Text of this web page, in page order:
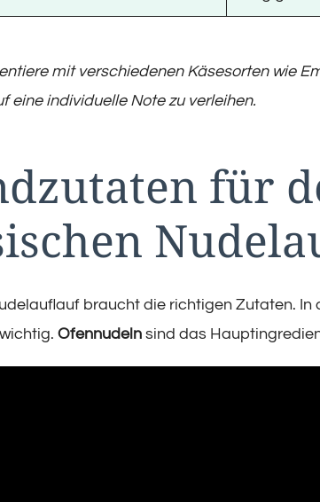
mit verschiedenen Käsesorten wie
eine individuelle Note zu verleihen.
für
braucht die richtigen Zutaten. In
Ofennudeln sind das